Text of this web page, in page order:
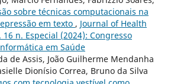
sobre técnicas computacionais na
em texto , Journal of Health
n. Especial (2024): Congresso
em Saúde
de Assis, João Guilherme Mendanha
Dionísio Correa, Bruno da Silva